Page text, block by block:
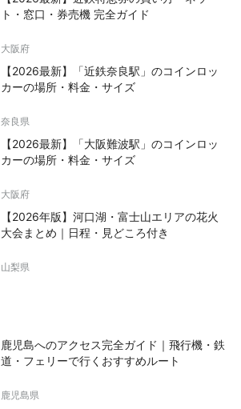
ト・窓口・券売機 完全ガイド
大阪府
【2026最新】「近鉄奈良駅」のコインロッ
カーの場所・料金・サイズ
奈良県
【2026最新】「大阪難波駅」のコインロッ
カーの場所・料金・サイズ
大阪府
【2026年版】河口湖・富士山エリアの花火
大会まとめ｜日程・見どころ付き
山梨県
鹿児島へのアクセス完全ガイド｜飛行機・鉄
道・フェリーで行くおすすめルート
鹿児島県